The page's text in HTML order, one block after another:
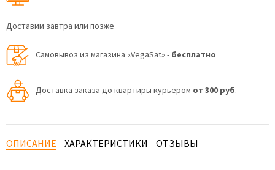
Доставим завтра или позже
Самовывоз из магазина «VegaSat» - бесплатно
Доставка заказа до квартиры курьером от 300 руб.
ОПИСАНИЕ ХАРАКТЕРИСТИКИ ОТЗЫВЫ